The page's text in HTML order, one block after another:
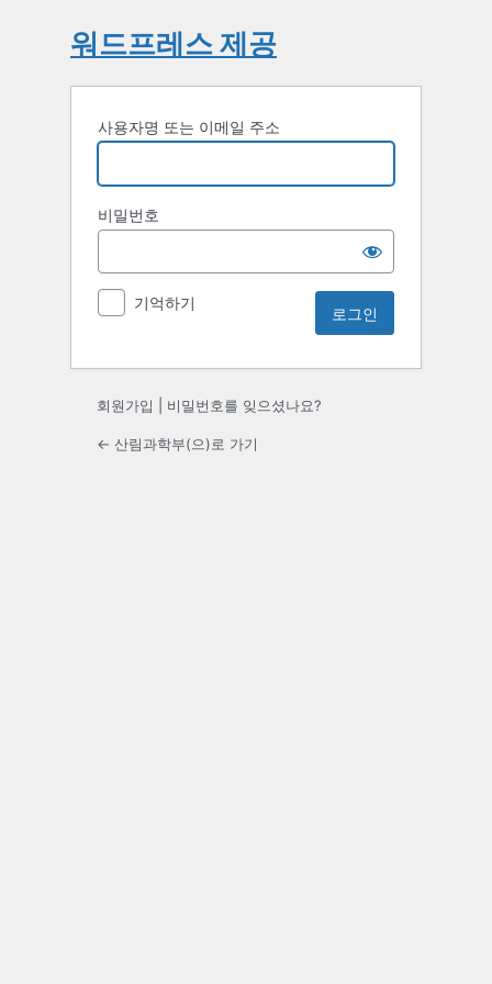
워드프레스 제공
사용자명 또는 이메일 주소
비밀번호
기억하기
회원가입 비밀번호를 잊으셨나요?
← 산림과학부(으)로 가기